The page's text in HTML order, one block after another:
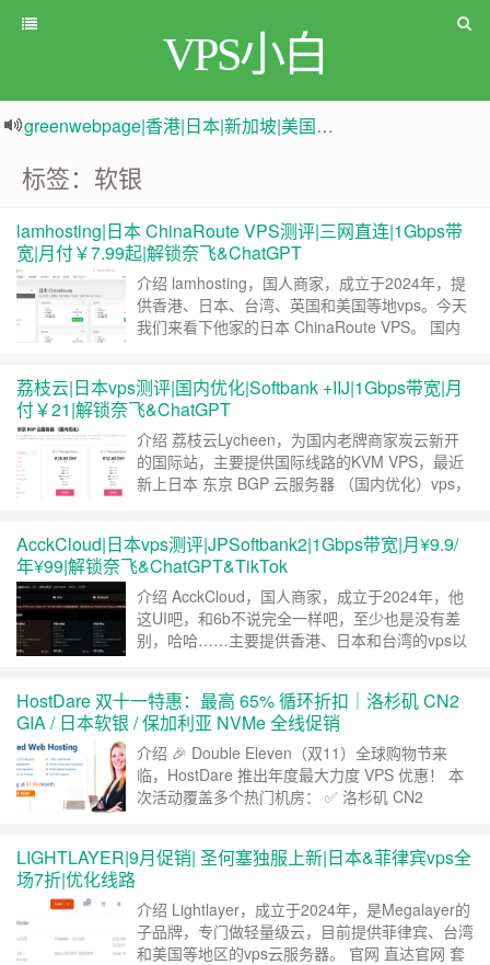
VPS小白
greenwebpage|香港|日本|新加坡|美国等多地vps测评|移动直连|1Gbps带宽|年付€29
标签：软银
lamhosting|日本 ChinaRoute VPS测评|三网直连|1Gbps带
宽|月付￥7.99起|解锁奈飞&ChatGPT
介绍 lamhosting，国人商家，成立于2024年，提
供香港、日本、台湾、英国和美国等地vps。今天
我们来看下他家的日本 ChinaRoute VPS。 国内
RAM10G 硬盘1000Mbps 带宽200G 单向 ……继
续阅读 »
荔枝云|日本vps测评|国内优化|Softbank +IIJ|1Gbps带宽|月
付￥21|解锁奈飞&ChatGPT
介绍 荔枝云Lycheen，为国内老牌商家炭云新开
的国际站，主要提供国际线路的KVM VPS，最近
新上日本 东京 BGP 云服务器 （国内优化）vps，
BBIX + EIE Tokyo 优质运营商，国内 / 国际互联
优秀……继续阅读 »
AcckCloud|日本vps测评|JPSoftbank2|1Gbps带宽|月¥9.9/
年¥99|解锁奈飞&ChatGPT&TikTok
介绍 AcckCloud，国人商家，成立于2024年，他
这UI吧，和6b不说完全一样吧，至少也是没有差
别，哈哈……主要提供香港、日本和台湾的vps以
Cogent+PCCW+Lumen+Softbank+NTT+TATA+B
BIX 内置ACCK DNS解锁流媒体解锁，支持
Netflix/Disney+/……继续阅读 »
HostDare 双十一特惠：最高 65% 循环折扣｜洛杉矶 CN2
GIA / 日本软银 / 保加利亚 NVMe 全线促销
介绍 🎉 Double Eleven（双11）全球购物节来
临，HostDare 推出年度最大力度 VPS 优惠！ 本
次活动覆盖多个热门机房： ✅ 洛杉矶 CN2
HDD 方案 ✅ 保加利亚 NVMe SSD 全部……继续
LIGHTLAYER|9月促销| 圣何塞独服上新|日本&菲律宾vps全
场7折|优化线路
介绍 Lightlayer，成立于2024年，是Megalayer的
子品牌，专门做轻量级云，目前提供菲律宾、台湾
和美国等地区的vps云服务器。 官网 直达官网 套